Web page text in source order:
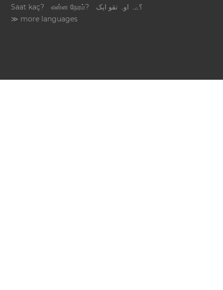
Saat kaç?
என்ன நேரம்?
؟ےہ اوہ تقو ایک
≫ more languages